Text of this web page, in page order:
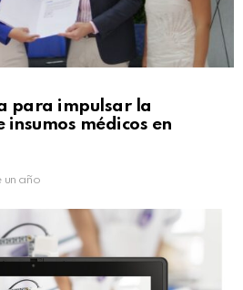
para impulsar la
insumos médicos en
un año